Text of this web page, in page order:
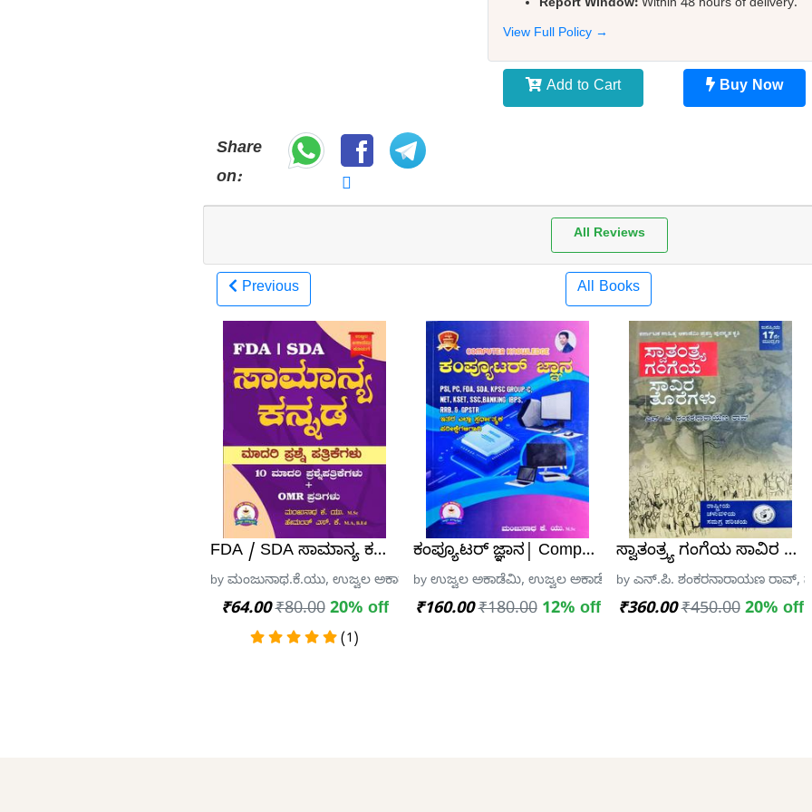
Report Window:Within 48 hours of delivery.
View Full Policy →
Add to Cart Buy Now
Share
on:
All Reviews
Previous All Books
FDA / SDA ಸಾಮಾನ್ಯ ಕನ್ನಡ ಮಾದರಿ ಪ್ರಶ್ನೆಪತ್ರಿಕೆಗಳು
by ಮಂಜುನಾಥ.ಕೆ.ಯು, ಉಜ್ವಲ ಅಕಾಡೆಮಿ ಪ್ರಕಾಶನ
₹64.00 ₹80.00 20% off
(1)
ಕಂಪ್ಯೂಟರ್ ಜ್ಞಾನ| Computer knowledge| ಮಂಜುನಾಥ
by ಉಜ್ವಲ ಅಕಾಡೆಮಿ, ಉಜ್ವಲ ಅಕಾಡೆಮಿ
₹160.00 ₹180.00 12% off
ಸ್ವಾತಂತ್ರ್ಯ ಗಂಗೆಯ ಸಾವಿರ
by ಎನ್.ಪಿ. ಶಂಕರನಾರಾಯಣ ರಾವ್,
₹360.00 ₹450.00 20% off